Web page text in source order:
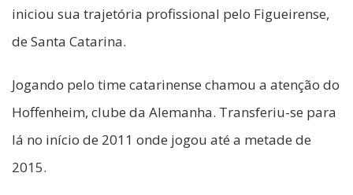
iniciou sua trajetória profissional pelo Figueirense,
de Santa Catarina.
Jogando pelo time catarinense chamou a atenção do
Hoffenheim, clube da Alemanha. Transferiu-se para
lá no início de 2011 onde jogou até a metade de
2015.